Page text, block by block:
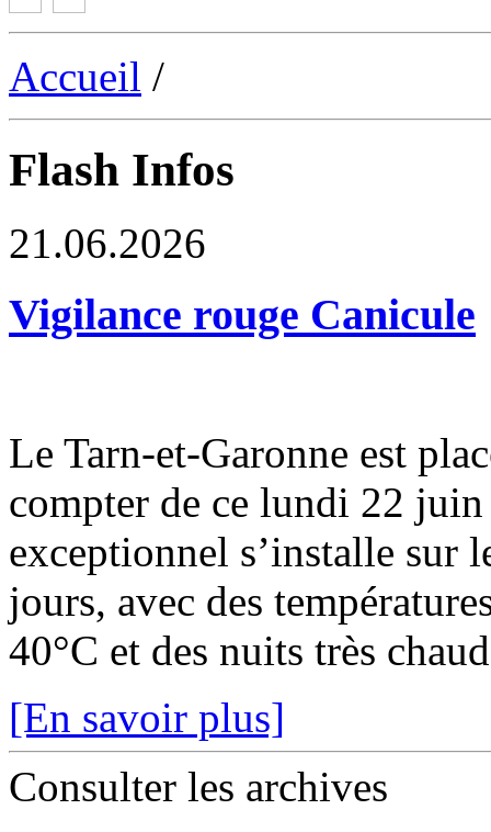
Accueil /
Flash Infos
21.06.2026
Vigilance rouge Canicule
Le Tarn-et-Garonne est
compter de ce lundi 22
exceptionnel s’installe sur
jours, avec des
40°C et des nuits très
[En savoir plus]
Consulter les archives